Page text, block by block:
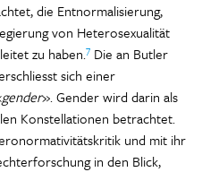
die Entnormalisierung,
von Heterosexualität
zu haben.7 Die an Butler
sich einer
gender». Gender wird darin als
Konstellationen betrachtet.
und mit ihr
in den Blick,